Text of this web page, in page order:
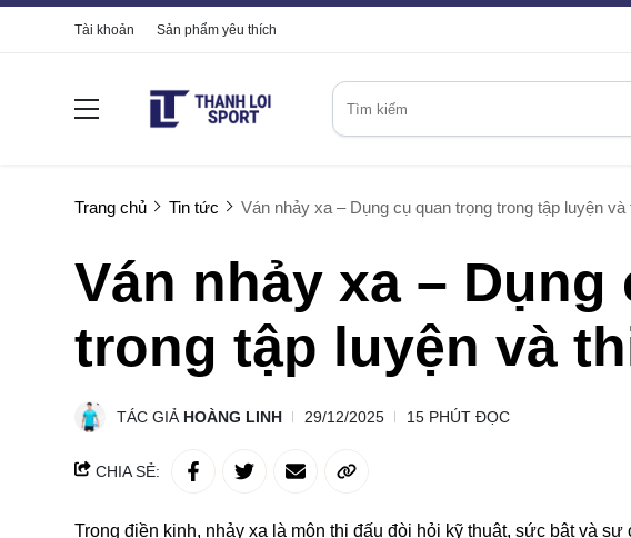
Tài khoản Sản phẩm yêu thích
Trang chủ Tin tức Ván nhảy xa – Dụng cụ quan trọng trong tập luyện và
Ván nhảy xa –
trong tập luyện và
TÁC GIẢ HOÀNG LINH 29/12/2025 15 PHÚT ĐỌC
CHIA SẺ:
Trong điền kinh, nhảy xa là môn thi đấu đòi hỏi kỹ thuật, sức bật và